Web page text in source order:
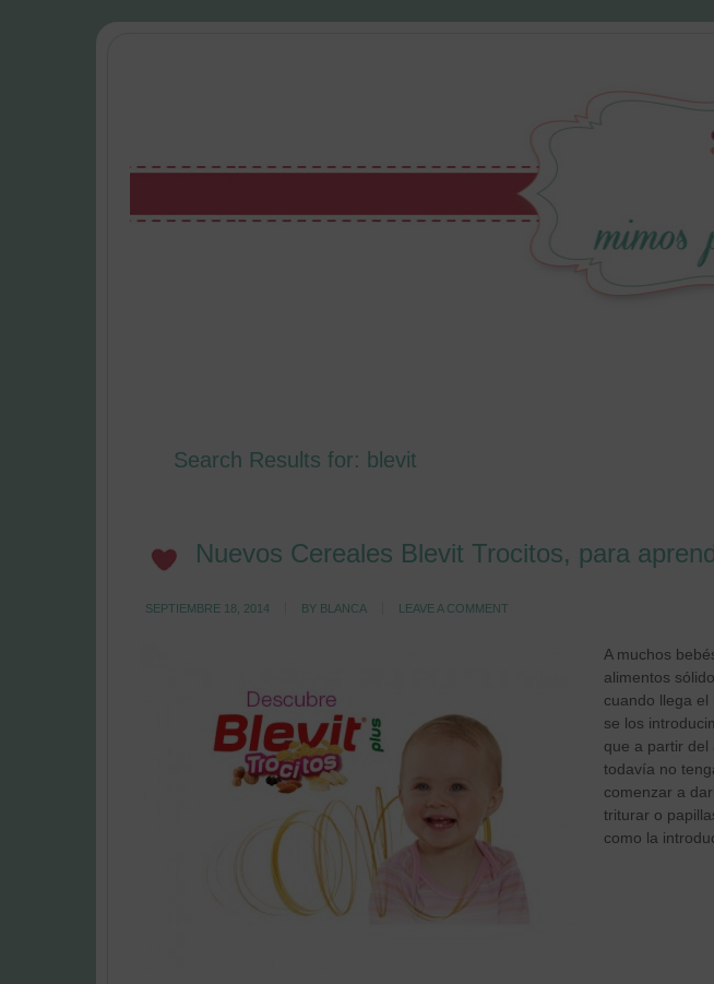
Search Results for: blevit
Nuevos Cereales Blevit Trocitos, para
SEPTIEMBRE 18, 2014 BY BLANCA LEAVE A COMMENT
A muchos
alimentos
cuando llega
se los
que a partir del
todavía no
comenzar a
triturar o
como la